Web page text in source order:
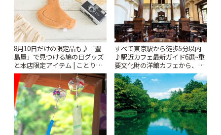
8月10日だけの限定品も♪「豊
島屋」で見つける鳩の日グッズ
と本店限定アイテム | ことりっ
ぷ
すべて東京駅から徒歩5分以内
♪駅近カフェ最新ガイド6選~重
要文化財の洋館カフェから、改
札すぐのレトロ喫茶まで~ | こと
りっぷ